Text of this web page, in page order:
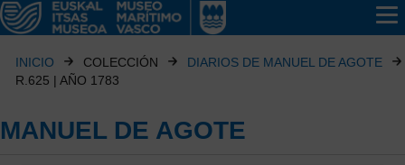
INICIO COLECCIÓN
DIARIOS DE MANUEL DE AGOTE
R.625 | AÑO 1783
MANUEL DE AGOTE